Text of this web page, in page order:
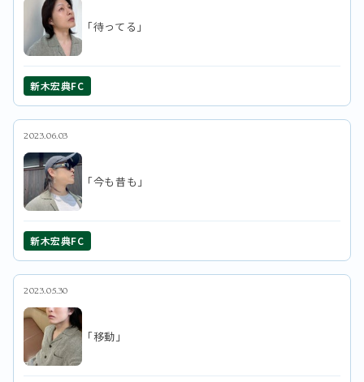
「待ってる」
新木宏典FC
2023.06.03
「今も昔も」
新木宏典FC
2023.05.30
「移動」